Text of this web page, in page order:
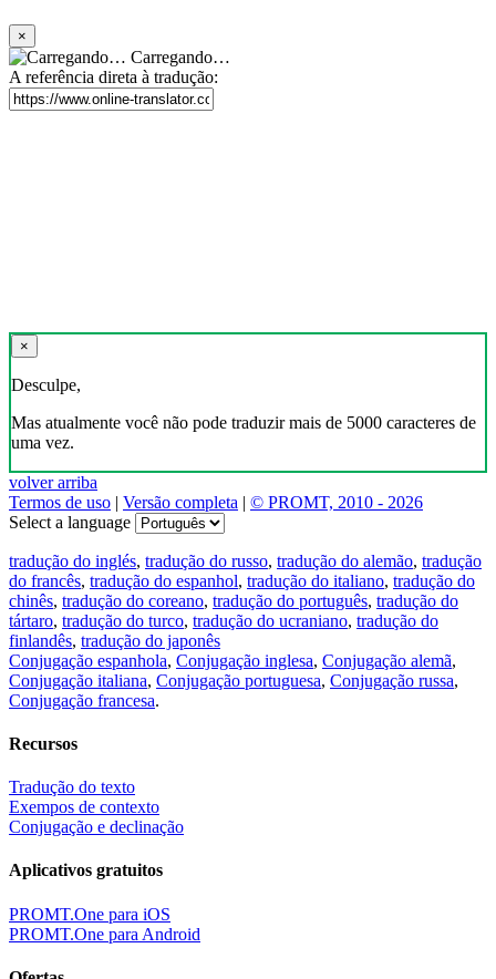
×
Carregando…
A referência direta à tradução:
×
Desculpe,
Mas atualmente você não pode traduzir mais de 5000 caracteres de
uma vez.
volver arriba
Termos de uso | Versão completa | © PROMT, 2010 - 2026
Select a language
tradução do inglés, tradução do russo, tradução do alemão, tradução
do francês, tradução do espanhol, tradução do italiano, tradução do
chinês, tradução do coreano, tradução do português, tradução do
tártaro, tradução do turco, tradução do ucraniano, tradução do
finlandês, tradução do japonês
Conjugação espanhola, Conjugação inglesa, Conjugação alemã,
Conjugação italiana, Conjugação portuguesa, Conjugação russa,
Conjugação francesa.
Recursos
Tradução do texto
Exempos de contexto
Conjugação e declinação
Aplicativos gratuitos
PROMT.One para iOS
PROMT.One para Android